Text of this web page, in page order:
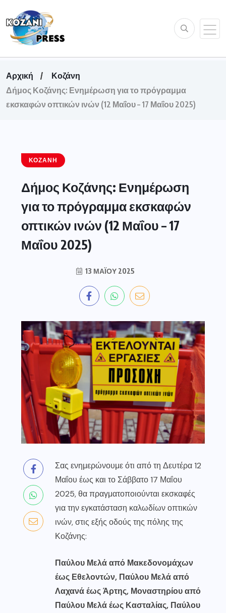
Αρχική
Κοζάνη
Δήμος Κοζάνης: Ενημέρωση για το πρόγραμμα
εκσκαφών οπτικών ινών (12 Μαΐου – 17 Μαΐου 2025)
ΚΟΖΆΝΗ
Δήμος Κοζάνης: Ενημέρωση
για το πρόγραμμα εκσκαφών
οπτικών ινών (12 Μαΐου – 17
Μαΐου 2025)
13 ΜΑΪ́ΟΥ 2025
Σας ενημερώνουμε ότι από τη Δευτέρα 12
Μαΐου έως και το Σάββατο 17 Μαΐου
2025, θα πραγματοποιούνται εκσκαφές
για την εγκατάσταση καλωδίων οπτικών
ινών, στις εξής οδούς της πόλης της
Κοζάνης:
Παύλου Μελά από Μακεδονομάχων
έως Εθελοντών, Παύλου Μελά από
Λαχανά έως Άρτης, Μοναστηρίου από
Παύλου Μελά έως Κασταλίας, Παύλου